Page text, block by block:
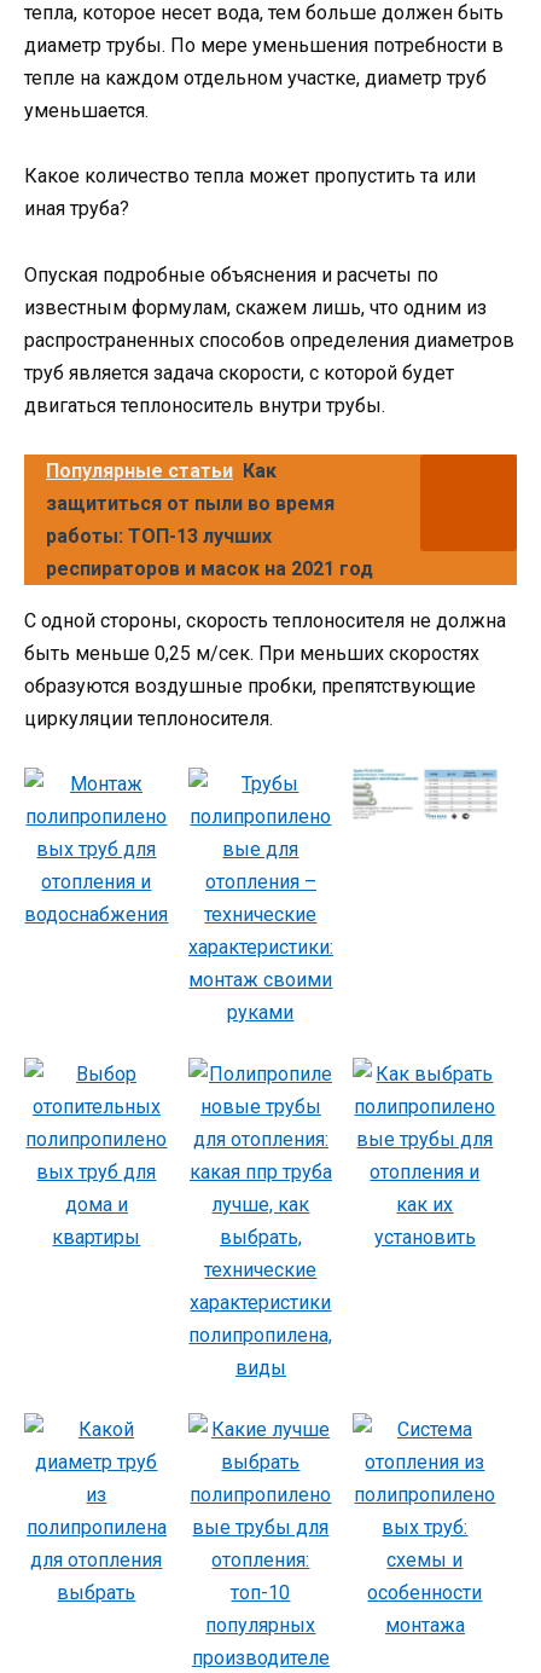
тепла, которое несет вода, тем больше должен быть
диаметр трубы. По мере уменьшения потребности в
тепле на каждом отдельном участке, диаметр труб
уменьшается.
Какое количество тепла может пропустить та или
иная труба?
Опуская подробные объяснения и расчеты по
известным формулам, скажем лишь, что одним из
распространенных способов определения диаметров
труб является задача скорости, с которой будет
двигаться теплоноситель внутри трубы.
Популярные статьи Как
защититься от пыли во время
работы: ТОП-13 лучших
респираторов и масок на 2021 год
С одной стороны, скорость теплоносителя не должна
быть меньше 0,25 м/сек. При меньших скоростях
образуются воздушные пробки, препятствующие
циркуляции теплоносителя.